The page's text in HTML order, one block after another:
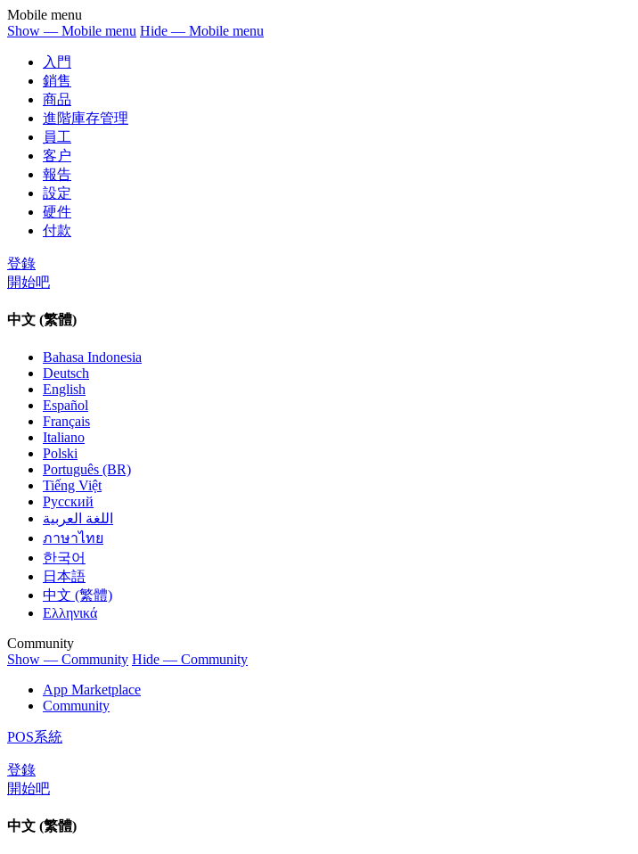
Mobile menu
Show — Mobile menu Hide — Mobile menu
入門
銷售
商品
進階庫存管理
員工
客户
報告
設定
硬件
付款
登錄
開始吧
中文 (繁體)
Bahasa Indonesia
Deutsch
English
Español
Français
Italiano
Polski
Português (BR)
Tiếng Việt
Русский
اللغة العربية
ภาษาไทย
한국어
日本語
中文 (繁體)
Ελληνικά
Community
Show — Community Hide — Community
App Marketplace
Community
POS系統
登錄
開始吧
中文 (繁體)